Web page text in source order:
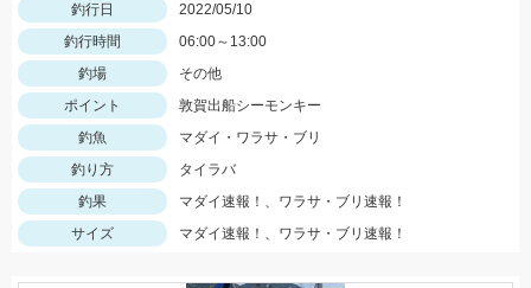
釣行日
2022/05/10
釣行時間
06:00～13:00
釣場
その他
ポイント
敦賀出船シーモンキー
釣魚
マダイ・ワラサ・ブリ
釣り方
タイラバ
釣果
マダイ速報！、ワラサ・ブリ速報！
サイズ
マダイ速報！、ワラサ・ブリ速報！